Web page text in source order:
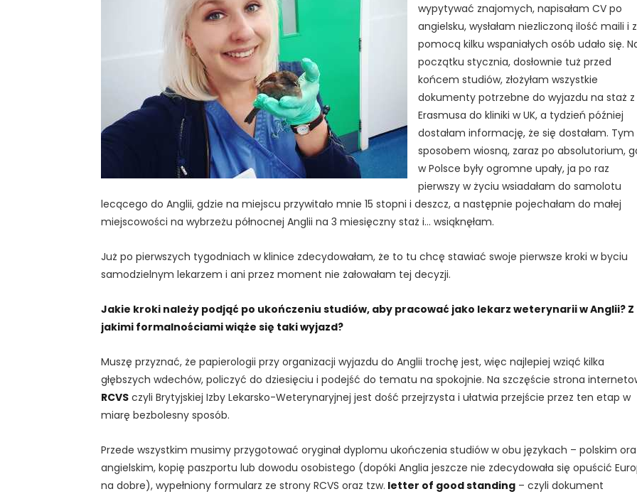
wypytywać znajomych, napisałam CV po
angielsku, wysłałam niezliczoną ilość maili i z
pomocą kilku wspaniałych osób udało się.
początku stycznia, dosłownie tuż przed
końcem studiów, złożyłam wszystkie
dokumenty potrzebne do wyjazdu na staż z
Erasmusa do kliniki w UK, a tydzień później
dostałam informację, że się dostałam. Tym
sposobem wiosną, zaraz po absolutorium,
w Polsce były ogromne upały, ja po raz
pierwszy w życiu wsiadałam do samolotu
lecącego do Anglii, gdzie na miejscu przywitało mnie 15 stopni i deszcz, a następnie pojechałam do małej
miejscowości na wybrzeżu północnej Anglii na 3 miesięczny staż i… wsiąknęłam.
Już po pierwszych tygodniach w klinice zdecydowałam, że to tu chcę stawiać swoje pierwsze kroki w byciu
samodzielnym lekarzem i ani przez moment nie żałowałam tej decyzji.
Jakie kroki należy podjąć po ukończeniu studiów, aby pracować jako lekarz weterynarii w Anglii? Z
jakimi formalnościami wiąże się taki wyjazd?
Muszę przyznać, że papierologii przy organizacji wyjazdu do Anglii trochę jest, więc najlepiej wziąć kilka
głębszych wdechów, policzyć do dziesięciu i podejść do tematu na spokojnie. Na szczęście strona
RCVS czyli Brytyjskiej Izby Lekarsko-Weterynaryjnej jest dość przejrzysta i ułatwia przejście przez ten etap w
miarę bezbolesny sposób.
Przede wszystkim musimy przygotować oryginał dyplomu ukończenia studiów w obu językach – polskim
angielskim, kopię paszportu lub dowodu osobistego (dopóki Anglia jeszcze nie zdecydowała się opuścić
na dobre), wypełniony formularz ze strony RCVS oraz tzw. letter of good standing – czyli dokument